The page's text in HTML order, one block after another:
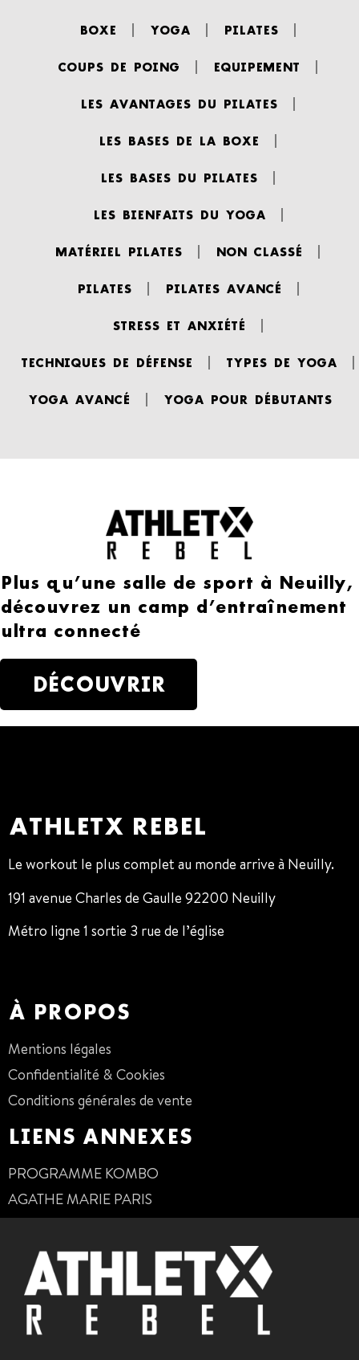
BOXE YOGA PILATES
COUPS DE POING EQUIPEMENT
LES AVANTAGES DU PILATES
LES BASES DE LA BOXE
LES BASES DU PILATES
LES BIENFAITS DU YOGA
MATÉRIEL PILATES NON CLASSÉ
PILATES PILATES AVANCÉ
STRESS ET ANXIÉTÉ
TECHNIQUES DE DÉFENSE TYPES DE YOGA
YOGA AVANCÉ YOGA POUR DÉBUTANTS
Plus qu’une salle de sport à Neuilly,
découvrez un camp d’entraînement
ultra connecté
DÉCOUVRIR
ATHLETX REBEL
Le workout le plus complet au monde arrive à Neuilly.
191 avenue Charles de Gaulle 92200 Neuilly
Métro ligne 1 sortie 3 rue de l’église
À PROPOS
Mentions légales
Confidentialité & Cookies
Conditions générales de vente
LIENS ANNEXES
PROGRAMME KOMBO
AGATHE MARIE PARIS